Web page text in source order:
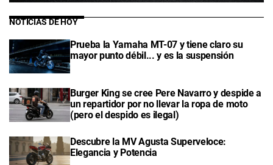
NOTICIAS DE HOY
Prueba la Yamaha MT-07 y tiene claro su
mayor punto débil... y es la suspensión
Burger King se cree Pere Navarro y despide a
un repartidor por no llevar la ropa de moto
(pero el despido es ilegal)
Descubre la MV Agusta Superveloce:
Elegancia y Potencia